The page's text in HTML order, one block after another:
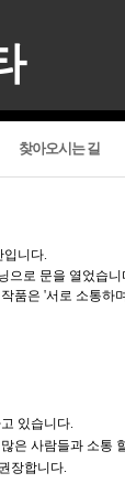
찾아오시는 길
입니다.
으로 문을 열었습니
품은 '서로 소통하
있습니다.
은 사람들과 소통
장합니다.